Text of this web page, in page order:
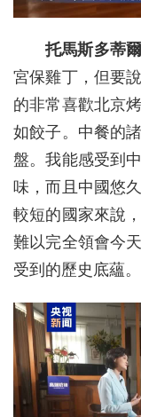
托馬斯多蒂
宮保雞丁，但要
的非常喜歡北京
如餃子。中餐的
盤。我能感受到
味，而且中國悠
較短的國家來說
難以完全領會今
受到的歷史底蘊。